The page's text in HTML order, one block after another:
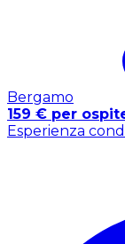
Bergamo
159 € per
Esperienza